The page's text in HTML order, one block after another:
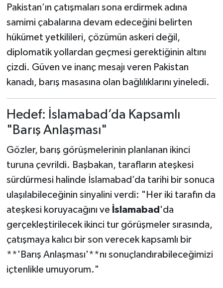
Pakistan’ın çatışmaları sona erdirmek adına
samimi çabalarına devam edeceğini belirten
hükümet yetkilileri, çözümün askeri değil,
diplomatik yollardan geçmesi gerektiğinin altını
çizdi. Güven ve inanç mesajı veren Pakistan
kanadı, barış masasına olan bağlılıklarını yineledi.
Hedef: İslamabad’da Kapsamlı
"Barış Anlaşması"
Gözler, barış görüşmelerinin planlanan ikinci
turuna çevrildi. Başbakan, tarafların ateşkesi
sürdürmesi halinde İslamabad’da tarihi bir sonuca
ulaşılabileceğinin sinyalini verdi: "Her iki tarafın da
ateşkesi koruyacağını ve İslamabad 'da
gerçekleştirilecek ikinci tur görüşmeler sırasında,
çatışmaya kalıcı bir son verecek kapsamlı bir
**'Barış Anlaşması'**nı sonuçlandırabileceğimizi
içtenlikle umuyorum."